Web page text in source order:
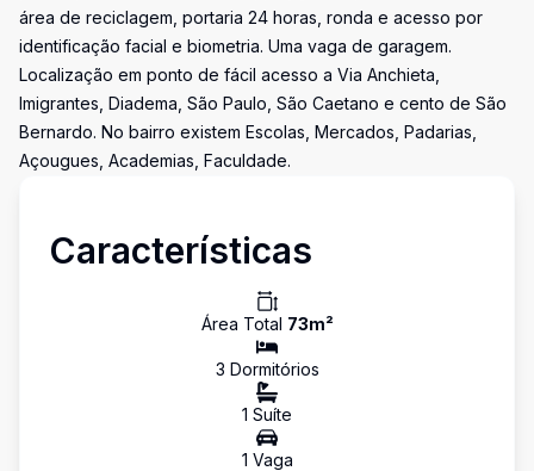
área de reciclagem, portaria 24 horas, ronda e acesso por
identificação facial e biometria. Uma vaga de garagem.
Localização em ponto de fácil acesso a Via Anchieta,
Imigrantes, Diadema, São Paulo, São Caetano e cento de São
Bernardo. No bairro existem Escolas, Mercados, Padarias,
Açougues, Academias, Faculdade.
Características
Área Total 73m²
3 Dormitórios
1 Suíte
1 Vaga